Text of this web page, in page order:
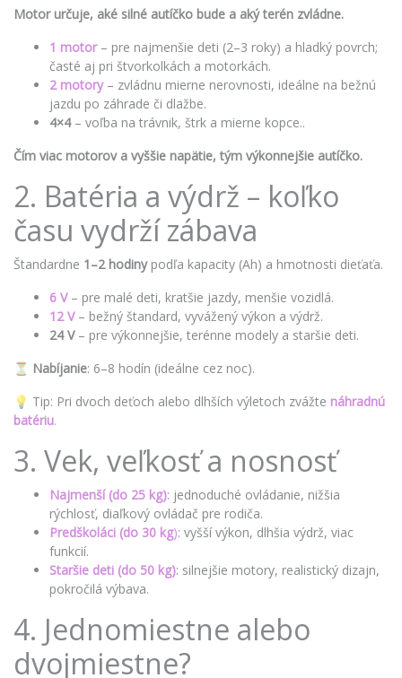
Motor určuje, aké silné autíčko bude a aký terén zvládne.
1 motor – pre najmenšie deti (2–3 roky) a hladký povrch;
časté aj pri štvorkolkách a motorkách.
2 motory – zvládnu mierne nerovnosti, ideálne na bežnú
jazdu po záhrade či dlažbe.
4×4– voľba na trávnik, štrk a mierne kopce..
Čím viac motorov a vyššie napätie, tým výkonnejšie autíčko.
2. Batéria a výdrž – koľko
času vydrží zábava
Štandardne 1–2 hodinypodľa kapacity (Ah) a hmotnosti dieťaťa.
6 V– pre malé deti, kratšie jazdy, menšie vozidlá.
12 V– bežný štandard, vyvážený výkon a výdrž.
24 V– pre výkonnejšie, terénne modely a staršie deti.
⏳ Nabíjanie: 6–8 hodín (ideálne cez noc).
💡 Tip: Pri dvoch deťoch alebo dlhších výletoch zvážte náhradnú
batériu.
3. Vek, veľkosť a nosnosť
Najmenší (do 25 kg): jednoduché ovládanie, nižšia
rýchlosť, diaľkový ovládač pre rodiča.
Predškoláci (do 30 kg): vyšší výkon, dlhšia výdrž, viac
funkcií.
Staršie deti (do 50 kg): silnejšie motory, realistický dizajn,
pokročilá výbava.
4. Jednomiestne alebo
dvojmiestne?